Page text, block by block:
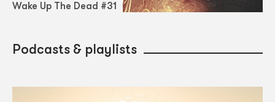
Wake Up The Dead #31
Podcasts & playlists